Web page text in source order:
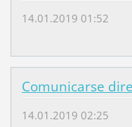
14.01.2019 01:52
Comunicarse
14.01.2019 02:25